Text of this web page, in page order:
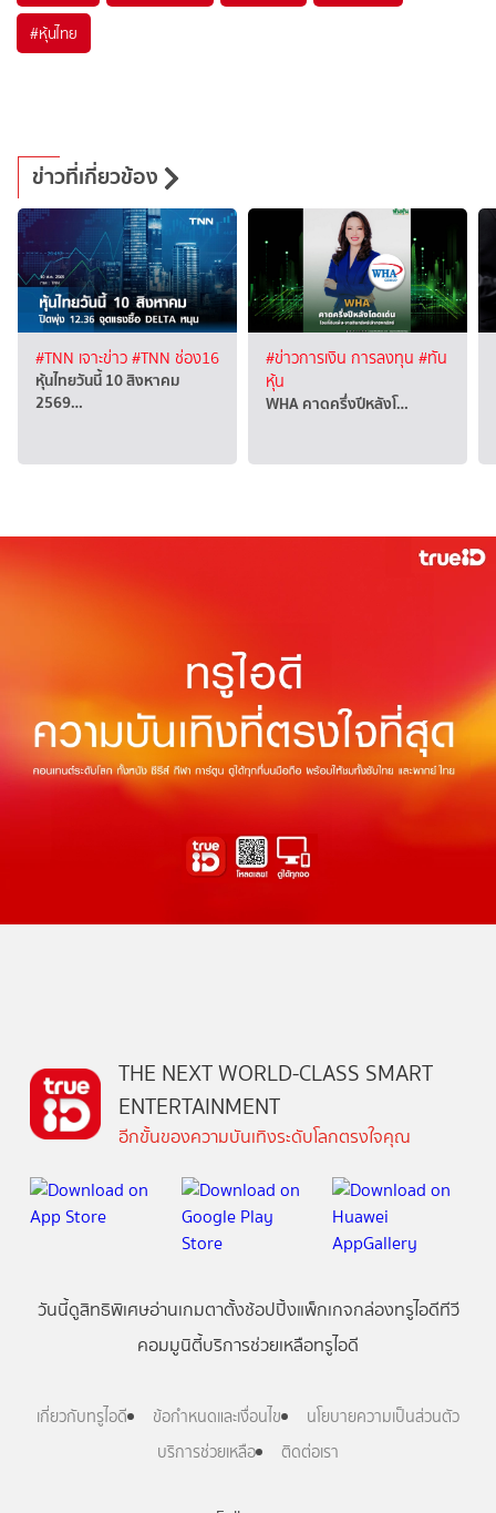
#หุ้นไทย
ข่าวที่เกี่ยวข้อง
#TNN เจาะข่าว#TNN ช่อง16
หุ้นไทยวันนี้ 10 สิงหาคม
2569…
#ข่าวการเงิน การลงทุน #ทัน
หุ้น
WHA คาดครึ่งปีหลังโ…
THE NEXT WORLD-CLASS SMART
ENTERTAINMENT
อีกขั้นของความบันเทิงระดับโลกตรงใจคุณ
วันนี้ดูสิทธิพิเศษอ่านเกมตาตั้งช้อปปิ้งแพ็กเกจกล่องทรูไอดีทีวี
คอมมูนิตี้บริการช่วยเหลือทรูไอดี
เกี่ยวกับทรูไอดี ข้อกำหนดและเงื่อนไข
นโยบายความเป็นส่วนตัว
บริการช่วยเหลือ
ติดต่อเรา